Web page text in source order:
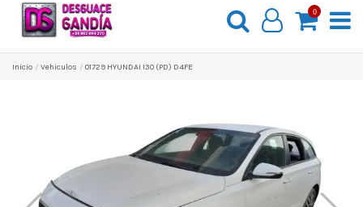
0
Inicio Vehiculos 01729 HYUNDAI I30 (PD) D4FE